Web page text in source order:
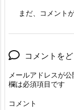
まだ、コメント
コメントを
メールアドレスが
欄は必須項目です
コメント